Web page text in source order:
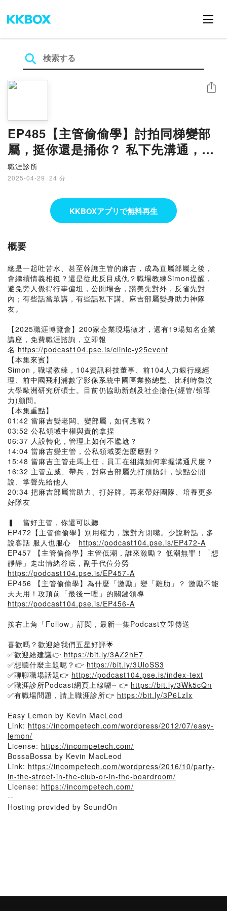
EP485【主管偷偷學】討拍同梯變部
屬，挺你還是捅你？ 私下先溝通，公
開好立威，麻吉化身神隊友
職涯診所
2025-04-29 · 24 分
シェア
KKBOXアプリで無料再生
概要
總是一起吐苦水、甚至幹譙主管的麻吉，成為直屬部屬之後，
會繼續情義相挺？還是從此反目成仇？職場教練Simon提醒，
避免旁人覺得行事偏坦，公開場合，讚美先對外，反省先對
內；有些話當眾講，有些話私下講。麻吉部屬變身助力神隊
友。
【2025職涯博覽會】200家企業現場徵才，還有19場知名企業
講座，免費職涯諮詢，立即報
名 https://podcast104.pse.is/clinic-y25event
【本集來賓】
Simon，職場教練，104資訊科技董事、前104人力銀行總經
理、前中國飛利浦數字影像系統中國區業務總監、比利時魯汶
大學歐洲研究所碩士。目前仍協助新創及社企擔任(經管/領導
力)顧問。
【本集重點】
01:42 當麻吉變老闆、變部屬，如何應戰？
03:52 公私領域中權與責的拿捏
06:37 人設轉化，管理上如何不尷尬？
14:04 當麻吉變主管，公私領域要怎麼應對？
15:48 當麻吉主管走馬上任，員工在組織如何掌握溝通尺度？
16:32 主管立威、帶兵，對麻吉部屬先打預防針，缺點公開
說、掌聲先給他人
20:34 把麻吉部屬當助力、打好牌。再來帶好團隊、培養更多
好隊友
▍ 當好主管，你還可以聽
EP472【主管偷偷學】別用權力，讓對方閉嘴。少說幹話，多
說客話 服人也服心 https://podcast104.pse.is/EP472-A
EP457 【主管偷偷學】主管低潮，誰來激勵？ 低潮無罪！「想
靜靜」走出情緒谷底，副手代位分勞
https://podcast104.pse.is/EP457-A
EP456 【主管偷偷學】為什麼「激勵」變「雞肋」？ 激勵不能
天天用！攻頂前「最後一哩」的關鍵領導
https://podcast104.pse.is/EP456-A
按右上角「Follow」訂閱，最新一集Podcast立即傳送
喜歡嗎？歡迎給我們五星好評🌟
✅歡迎給建議👉 https://bit.ly/3AZ2hE7
✅想聽什麼主題呢？👉 https://bit.ly/3UloSS3
✅聊聊職場話題👉 https://podcast104.pse.is/index-text
✅職涯診所Podcast網頁上線囉~ 👉 https://bit.ly/3Wk5cQn
✅有職場問題，請上職涯診所👉 https://bit.ly/3P6LzIx
Easy Lemon by Kevin MacLeod
Link: https://incompetech.com/wordpress/2012/07/easy-
lemon/
License: https://incompetech.com/
BossaBossa by Kevin MacLeod
Link: https://incompetech.com/wordpress/2016/10/party-
in-the-street-in-the-club-or-in-the-boardroom/
License: https://incompetech.com/
--
Hosting provided by SoundOn